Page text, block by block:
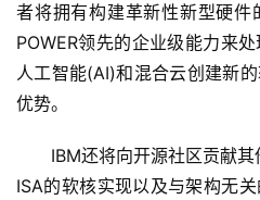
者将拥有构建革新性新型硬件
POWER领先的企业级能力来
人工智能(AI)和混合云创建新
优势。
IBM还将向开源社区贡献其
ISA的软核实现以及与架构无